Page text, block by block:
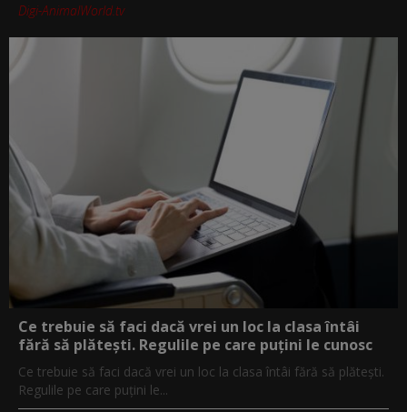
Digi-AnimalWorld.tv
Ce trebuie să faci dacă vrei un loc la clasa întâi
fără să plătești. Regulile pe care puțini le cunosc
Ce trebuie să faci dacă vrei un loc la clasa întâi fără să plătești.
Regulile pe care puțini le...